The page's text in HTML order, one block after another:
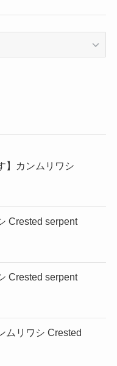
】カンムリワシ
Crested serpent
Crested serpent
ムリワシ Crested